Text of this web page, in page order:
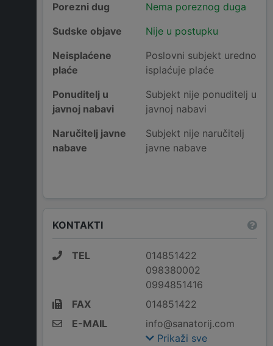
Porezni dug
Nema poreznog duga
Sudske objave
Nije u postupku
Neisplaćene
plaće
Poslovni subjekt uredno
isplaćuje plaće
Ponuditelj u
javnoj nabavi
Subjekt nije ponuditelj u
javnoj nabavi
Naručitelj javne
nabave
Subjekt nije naručitelj
javne nabave
KONTAKTI
TEL
014851422
098380002
0994851416
FAX
014851422
E-MAIL
info@sanatorij.com
Prikaži sve